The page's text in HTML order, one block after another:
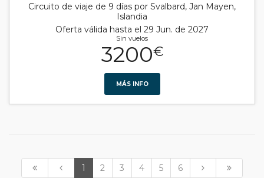
Circuito de viaje de 9 días por Svalbard, Jan Mayen,
Islandia
Oferta válida hasta el 29 Jun. de 2027
Sin vuelos
3200€
MÁS INFO
1 2 3 4 5 6